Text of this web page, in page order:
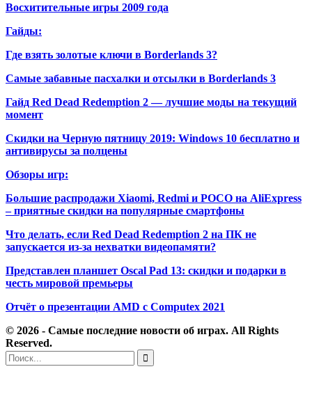
Восхитительные игры 2009 года
Гайды:
Где взять золотые ключи в Borderlands 3?
Самые забавные пасхалки и отсылки в Borderlands 3
Гайд Red Dead Redemption 2 — лучшие моды на текущий
момент
Скидки на Черную пятницу 2019: Windows 10 бесплатно и
антивирусы за полцены
Обзоры игр:
Большие распродажи Xiaomi, Redmi и POCO на AliExpress
– приятные скидки на популярные смартфоны
Что делать, если Red Dead Redemption 2 на ПК не
запускается из-за нехватки видеопамяти?
Представлен планшет Oscal Pad 13: скидки и подарки в
честь мировой премьеры
Отчёт о презентации AMD с Computex 2021
© 2026 - Самые последние новости об играх. All Rights
Reserved.